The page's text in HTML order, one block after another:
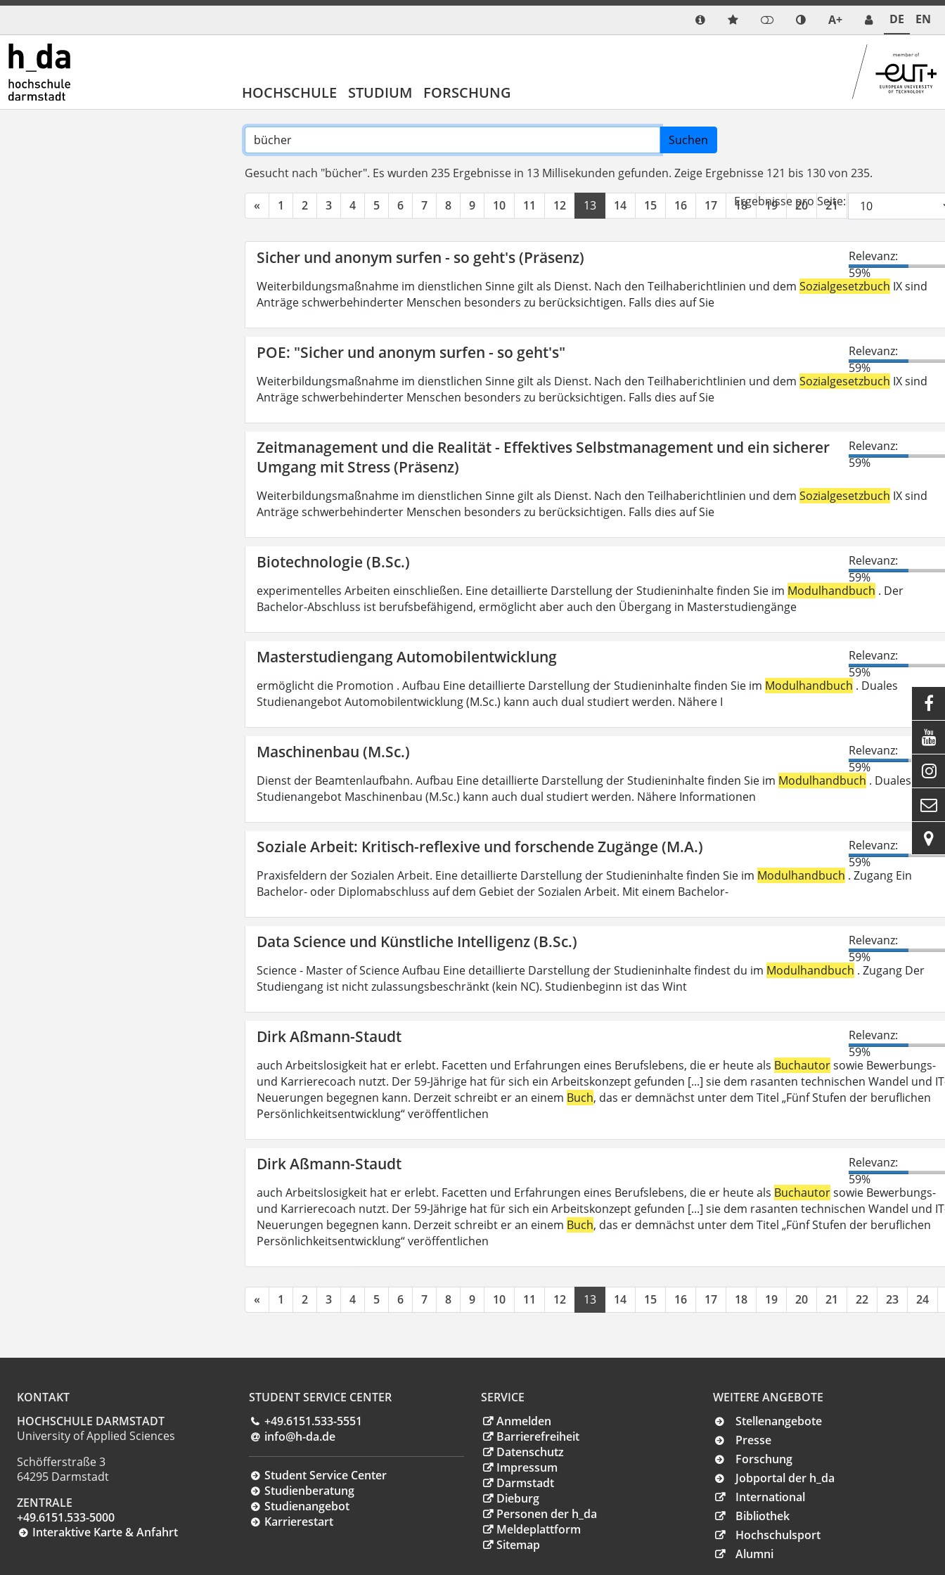
A+ DE EN
HOCHSCHULE STUDIUM FORSCHUNG
Suchen
Gesucht nach "bücher". Es wurden 235 Ergebnisse in 13 Millisekunden gefunden. Zeige Ergebnisse 121 bis 130 von 235.
« 1 2 3 4 5 6 7 8 9 10 11 12 13 14 15 16 17 18 19 20 21 22
Ergebnisse pro Seite:
Sicher und anonym surfen - so geht's (Präsenz)
Relevanz:
59%
Weiterbildungsmaßnahme im dienstlichen Sinne gilt als Dienst. Nach den Teilhaberichtlinien und dem Sozialgesetzbuch IX sind
Anträge schwerbehinderter Menschen besonders zu berücksichtigen. Falls dies auf Sie
POE: "Sicher und anonym surfen - so geht's"
Relevanz:
59%
Weiterbildungsmaßnahme im dienstlichen Sinne gilt als Dienst. Nach den Teilhaberichtlinien und dem Sozialgesetzbuch IX sind
Anträge schwerbehinderter Menschen besonders zu berücksichtigen. Falls dies auf Sie
Zeitmanagement und die Realität - Effektives Selbstmanagement und ein sicherer
Umgang mit Stress (Präsenz)
Relevanz:
59%
Weiterbildungsmaßnahme im dienstlichen Sinne gilt als Dienst. Nach den Teilhaberichtlinien und dem Sozialgesetzbuch IX sind
Anträge schwerbehinderter Menschen besonders zu berücksichtigen. Falls dies auf Sie
Biotechnologie (B.Sc.)
Relevanz:
59%
experimentelles Arbeiten einschließen. Eine detaillierte Darstellung der Studieninhalte finden Sie im Modulhandbuch . Der
Bachelor-Abschluss ist berufsbefähigend, ermöglicht aber auch den Übergang in Masterstudiengänge
Masterstudiengang Automobilentwicklung
Relevanz:
59%
ermöglicht die Promotion . Aufbau Eine detaillierte Darstellung der Studieninhalte finden Sie im Modulhandbuch . Duales
Studienangebot Automobilentwicklung (M.Sc.) kann auch dual studiert werden. Nähere I
Maschinenbau (M.Sc.)
Relevanz:
59%
Dienst der Beamtenlaufbahn. Aufbau Eine detaillierte Darstellung der Studieninhalte finden Sie im Modulhandbuch . Duales
Studienangebot Maschinenbau (M.Sc.) kann auch dual studiert werden. Nähere Informationen
Soziale Arbeit: Kritisch-reflexive und forschende Zugänge (M.A.)
Relevanz:
59%
Praxisfeldern der Sozialen Arbeit. Eine detaillierte Darstellung der Studieninhalte finden Sie im Modulhandbuch . Zugang Ein
Bachelor- oder Diplomabschluss auf dem Gebiet der Sozialen Arbeit. Mit einem Bachelor-
Data Science und Künstliche Intelligenz (B.Sc.)
Relevanz:
59%
Science - Master of Science Aufbau Eine detaillierte Darstellung der Studieninhalte findest du im Modulhandbuch . Zugang Der
Studiengang ist nicht zulassungsbeschränkt (kein NC). Studienbeginn ist das Wint
Dirk Aßmann-Staudt
Relevanz:
59%
auch Arbeitslosigkeit hat er erlebt. Facetten und Erfahrungen eines Berufslebens, die er heute als Buchautorsowie Bewerbungs-
und Karrierecoach nutzt. Der 59-Jährige hat für sich ein Arbeitskonzept gefunden [...] sie dem rasanten technischen Wandel und
Neuerungen begegnen kann. Derzeit schreibt er an einem Buch, das er demnächst unter dem Titel „Fünf Stufen der beruflichen
Persönlichkeitsentwicklung“ veröffentlichen
Dirk Aßmann-Staudt
Relevanz:
59%
auch Arbeitslosigkeit hat er erlebt. Facetten und Erfahrungen eines Berufslebens, die er heute als Buchautorsowie Bewerbungs-
und Karrierecoach nutzt. Der 59-Jährige hat für sich ein Arbeitskonzept gefunden [...] sie dem rasanten technischen Wandel und
Neuerungen begegnen kann. Derzeit schreibt er an einem Buch, das er demnächst unter dem Titel „Fünf Stufen der beruflichen
Persönlichkeitsentwicklung“ veröffentlichen
« 1 2 3 4 5 6 7 8 9 10 11 12 13 14 15 16 17 18 19 20 21 22 23 24
KONTAKT
HOCHSCHULE DARMSTADT
University of Applied Sciences
Schöfferstraße 3
64295 Darmstadt
ZENTRALE
+49.6151.533-5000
Interaktive Karte & Anfahrt
STUDENT SERVICE CENTER
+49.6151.533-5551
info@h-da.de
Student Service Center
Studienberatung
Studienangebot
Karrierestart
SERVICE
Anmelden
Barrierefreiheit
Datenschutz
Impressum
Darmstadt
Dieburg
Personen der h_da
Meldeplattform
Sitemap
WEITERE ANGEBOTE
Stellenangebote
Presse
Forschung
Jobportal der h_da
International
Bibliothek
Hochschulsport
Alumni




